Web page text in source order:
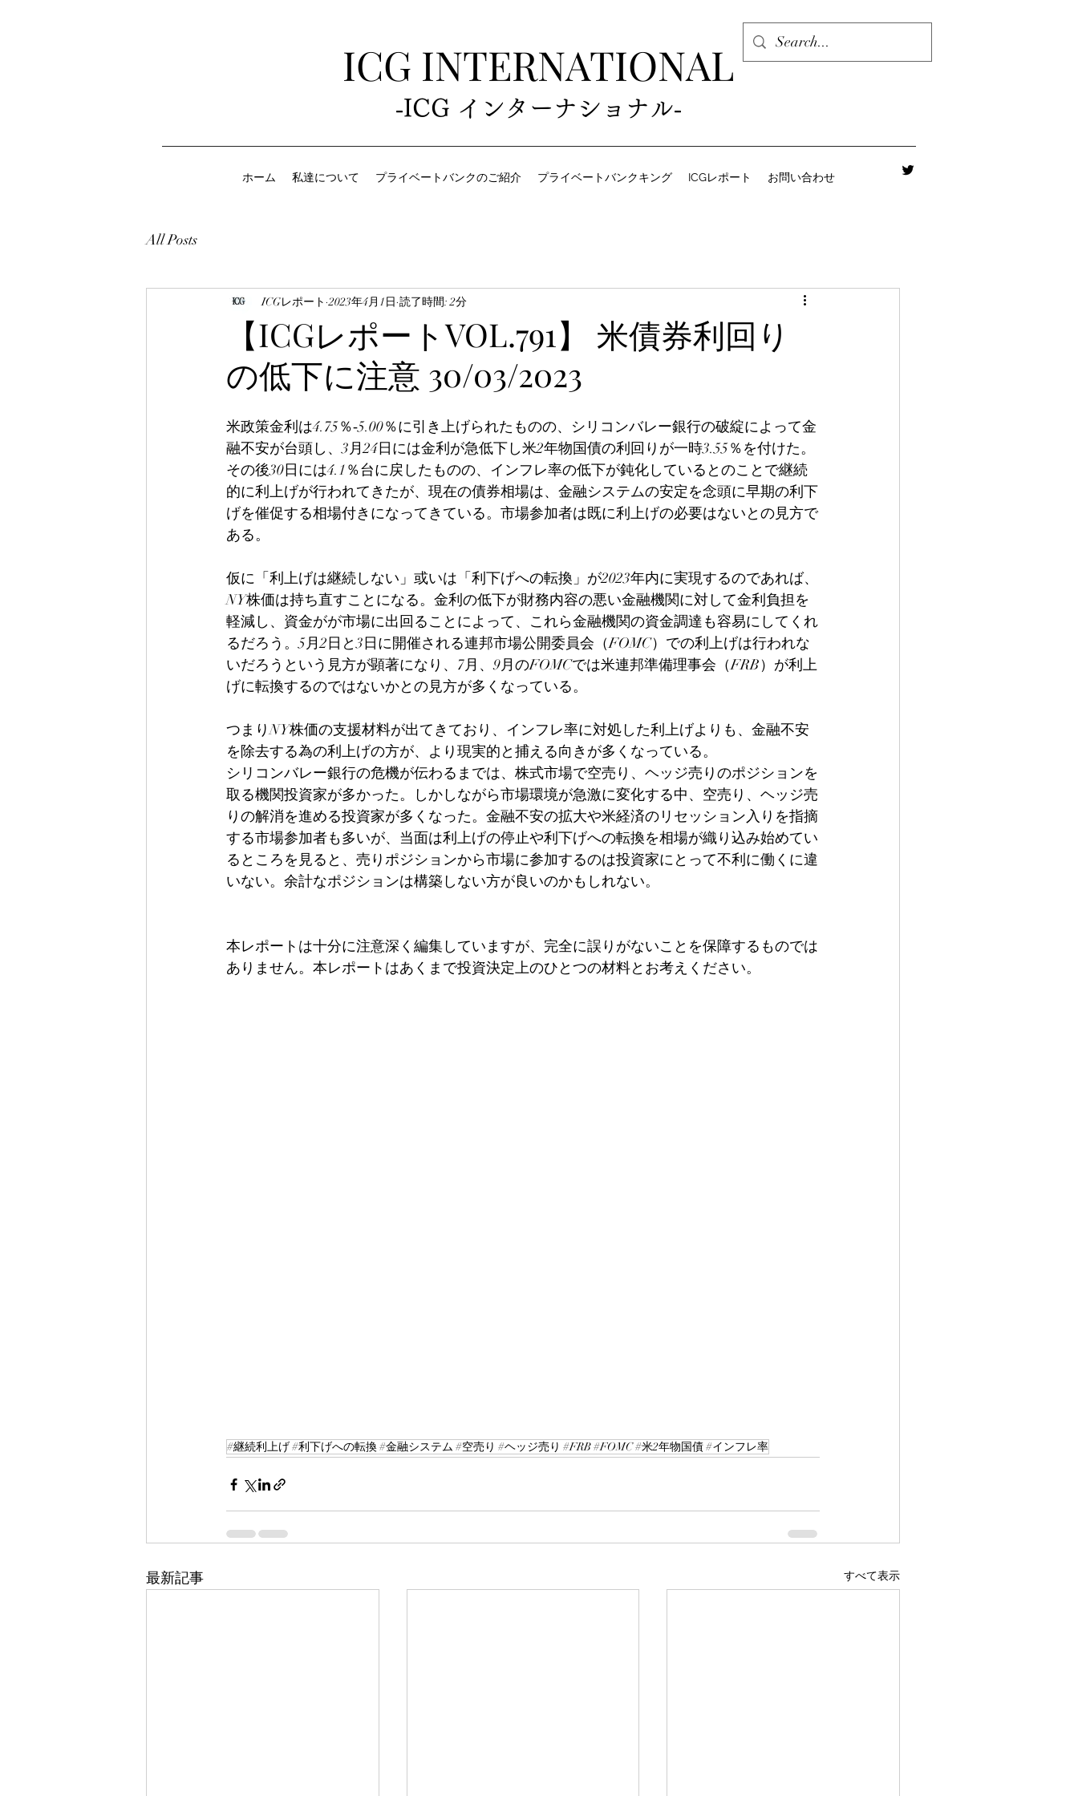
ICG INTERNATIONAL
‐ICG インターナショナル‐
ホーム 私達について プライベートバンクのご紹介 プライベートバンクキング ICGレポート お問い合わせ
All Posts
【ICGレポートVOL.791】 米債券利回り
の低下に注意 30/03/2023
ICGレポート 2023年4月1日 読了時間: 2分
米政策金利は4.75％‐5.00％に引き上げられたものの、シリコンバレー銀行の破綻によって金
融不安が台頭し、3月24日には金利が急低下し米2年物国債の利回りが一時3.55％を付けた。
その後30日には4.1％台に戻したものの、インフレ率の低下が鈍化しているとのことで継続
的に利上げが行われてきたが、現在の債券相場は、金融システムの安定を念頭に早期の利下
げを催促する相場付きになってきている。市場参加者は既に利上げの必要はないとの見方で
ある。
仮に「利上げは継続しない」或いは「利下げへの転換」が2023年内に実現するのであれば、
NY株価は持ち直すことになる。金利の低下が財務内容の悪い金融機関に対して金利負担を
軽減し、資金がが市場に出回ることによって、これら金融機関の資金調達も容易にしてくれ
るだろう。5月2日と3日に開催される連邦市場公開委員会（FOMC）での利上げは行われな
いだろうという見方が顕著になり、7月、9月のFOMCでは米連邦準備理事会（FRB）が利上
げに転換するのではないかとの見方が多くなっている。
つまりNY株価の支援材料が出てきており、インフレ率に対処した利上げよりも、金融不安
を除去する為の利上げの方が、より現実的と捕える向きが多くなっている。
シリコンバレー銀行の危機が伝わるまでは、株式市場で空売り、ヘッジ売りのポジションを
取る機関投資家が多かった。しかしながら市場環境が急激に変化する中、空売り、ヘッジ売
りの解消を進める投資家が多くなった。金融不安の拡大や米経済のリセッション入りを指摘
する市場参加者も多いが、当面は利上げの停止や利下げへの転換を相場が織り込み始めてい
るところを見ると、売りポジションから市場に参加するのは投資家にとって不利に働くに違
いない。余計なポジションは構築しない方が良いのかもしれない。
本レポートは十分に注意深く編集していますが、完全に誤りがないことを保障するものでは
ありません。本レポートはあくまで投資決定上のひとつの材料とお考えください。
#継続利上げ #利下げへの転換 #金融システム #空売り #ヘッジ売り #FRB #FOMC #米2年物国債 #インフレ率
最新記事 すべて表示